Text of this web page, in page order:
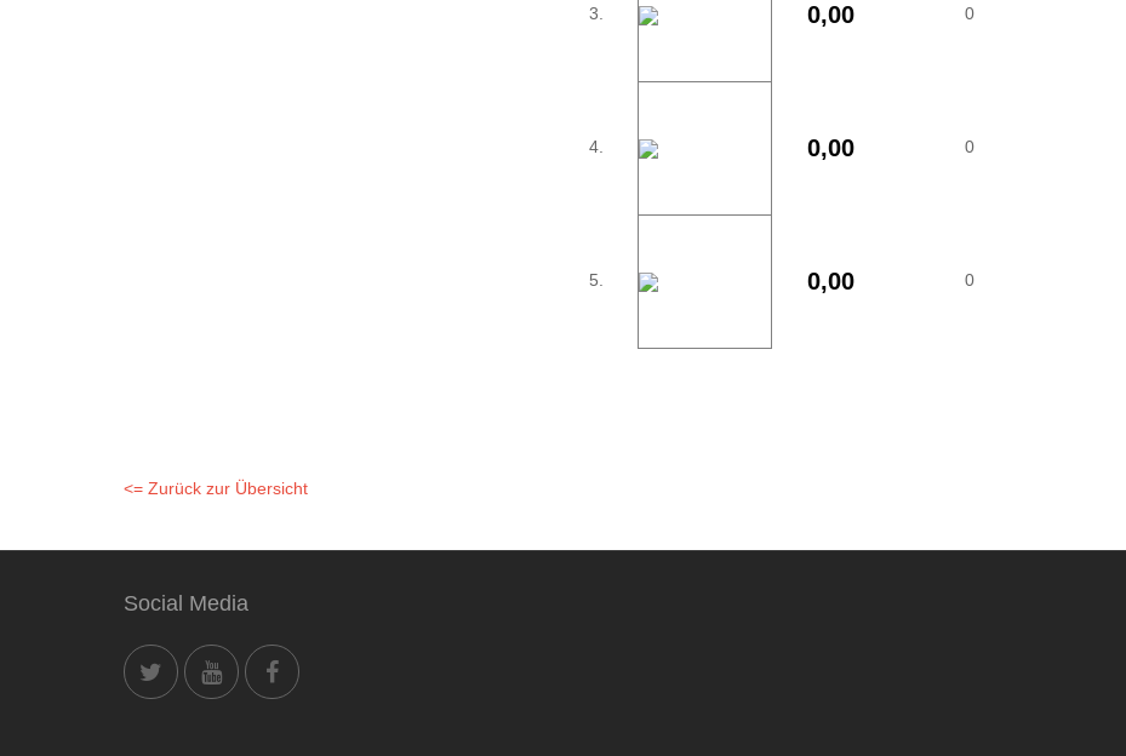
3. 0,00 0
4. 0,00 0
5. 0,00 0
<= Zurück zur Übersicht
Social Media